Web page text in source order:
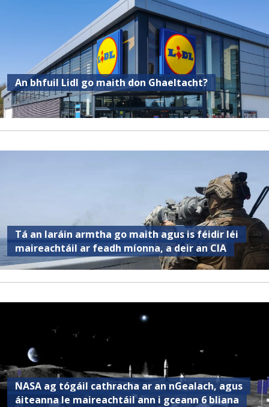
An bhfuil Lidl go maith don Ghaeltacht?
Tá an Iaráin armtha go maith agus is féidir léi
maireachtáil ar feadh míonna, a deir an CIA
NASA ag tógáil cathracha ar an nGealach, agus
áiteanna le maireachtáil ann i gceann 6 bliana